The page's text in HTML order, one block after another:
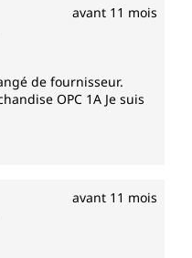
avant 11 mois
de fournisseur.
OPC 1A Je suis
avant 11 mois